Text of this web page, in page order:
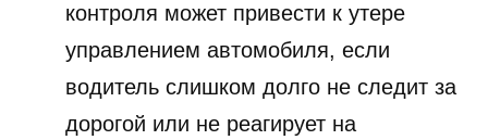
контроля может привести к утере
управлением автомобиля, если
водитель слишком долго не следит за
дорогой или не реагирует на